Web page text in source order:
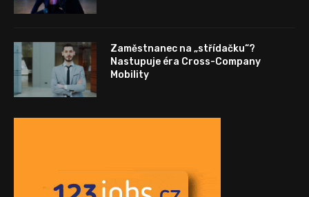
Zaměstnanec na „střídačku“?
Nastupuje éra Cross-Company
Mobility